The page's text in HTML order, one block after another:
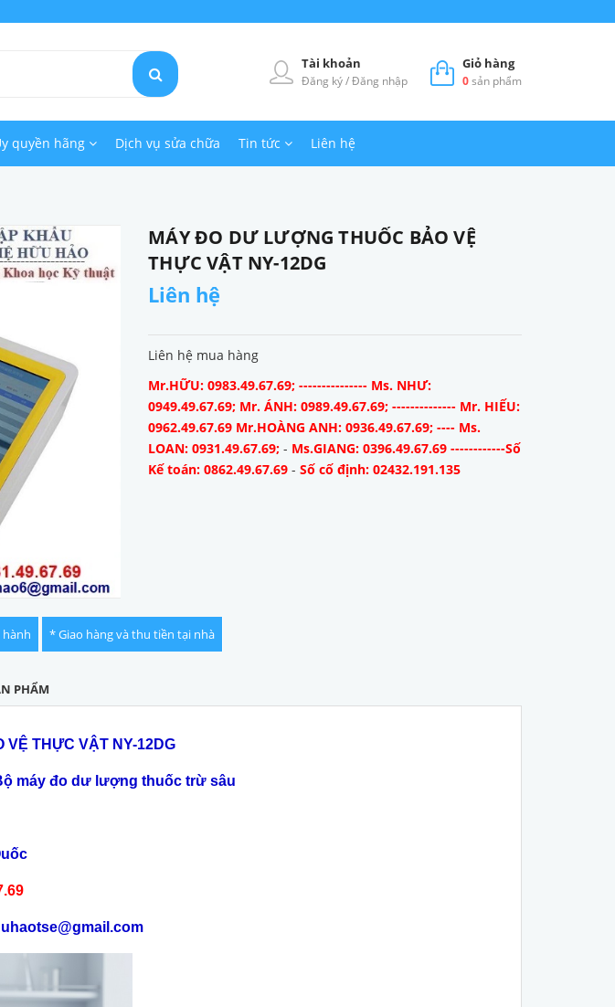
Giỏ hàng
0sản phẩm
Tài khoản
Đăng ký/Đăng nhập
quyền hãng Dịch vụ sửa chữa Tin tức Liên hệ
MÁY ĐO DƯ LƯỢNG THUỐC BẢO VỆ
THỰC VẬT NY-12DG
Liên hệ
Liên hệ mua hàng
Mr.HỮU: 0983.49.67.69; --------------- Ms. NHƯ:
0949.49.67.69; Mr. ÁNH: 0989.49.67.69; -------------- Mr. HIẾU:
0962.49.67.69 Mr.HOÀNG ANH: 0936.49.67.69; ---- Ms.
LOAN: 0931.49.67.69; - Ms.GIANG: 0396.49.67.69 ------------Số
Kế toán: 0862.49.67.69 -Số cố định: 02432.191.135
hành * Giao hàng và thu tiền tại nhà
PHẨM
VỆ THỰC VẬT NY-12DG
máy đo dư lượng thuốc trừ sâu
ốc